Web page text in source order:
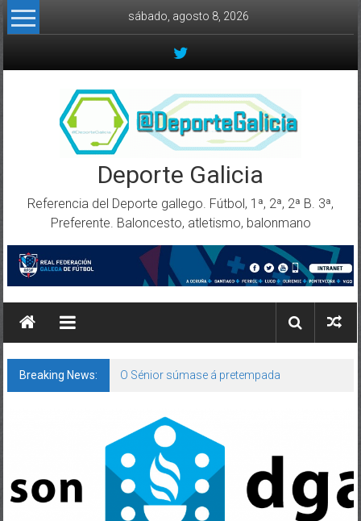
Skip to content
sábado, agosto 8, 2026
Deporte Galicia
Referencia del Deporte gallego. Fútbol, 1ª, 2ª, 2ª B. 3ª,
Preferente. Baloncesto, atletismo, balonmano
Breaking News: O Sénior súmase á pretempada